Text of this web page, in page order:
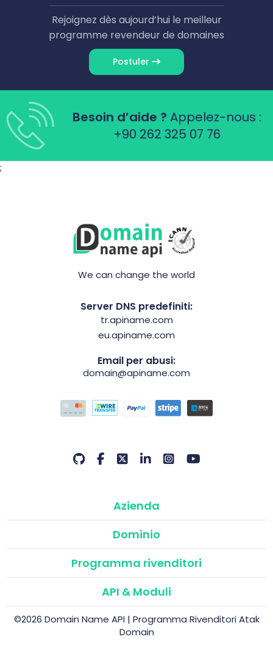
Rejoignez dès aujourd’hui le meilleur
programme revendeur de domaines
Postuler
Besoin d’aide ? Appelez-nous :
+90 262 325 07 76
;
We can change the world
Server DNS predefiniti:
tr.apiname.com
eu.apiname.com
Email per abusi:
domain@apiname.com
Azienda
Dominio
Programma rivenditori
API & Moduli
©2026 Domain Name API | Programma Rivenditori Atak
Domain